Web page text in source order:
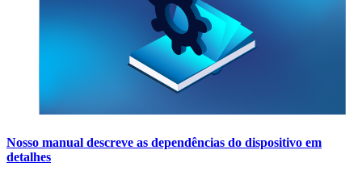
Nosso manual descreve as dependências do dispositivo em
detalhes